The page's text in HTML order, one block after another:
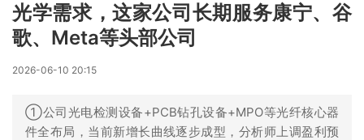
光学需求，这家公司长期服务康宁、谷
歌、Meta等头部公司
2026-06-10 20:15
①公司光电检测设备+PCB钻孔设备+MPO等光纤核心器
件全布局，当前新增长曲线逐步成型，分析师上调盈利预